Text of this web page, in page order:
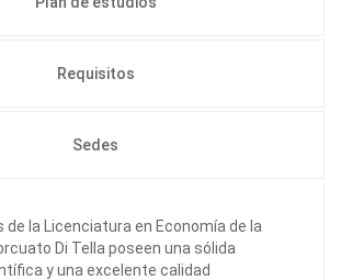
Requisitos
Sedes
de la Licenciatura en Economía de la
Di Tella poseen una sólida
y una excelente calidad